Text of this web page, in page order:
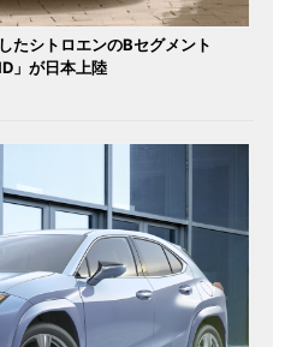
たシトロエンのBセグメント
」が日本上陸